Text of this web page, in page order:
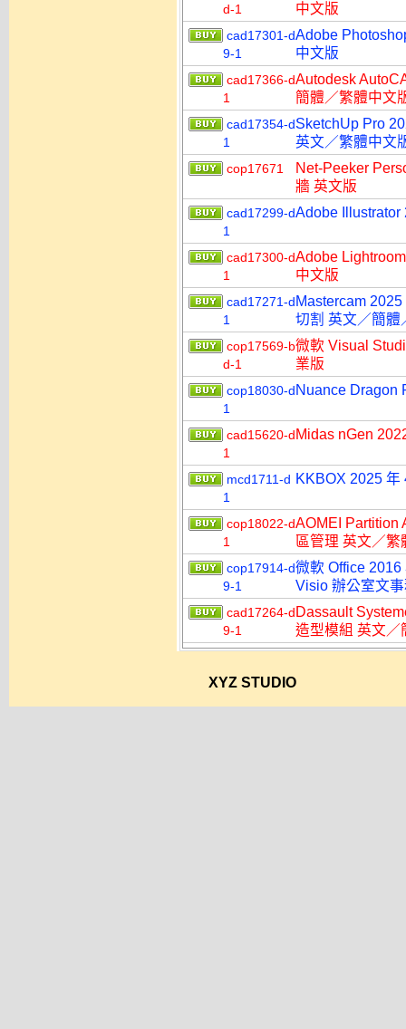
d-1
中文版
cad17301-d
9-1
Adobe
中文版
cad17366-d
1
Autodesk
簡體／繁體中文
cad17354-d
1
SketchUp Pro
英文／繁體中文
cop17671
Net-Peeker
牆 英文版
cad17299-d
1
Adobe Illustrator
cad17300-d
1
Adobe
中文版
cad17271-d
1
Mastercam
切割 英文／簡體
cop17569-b
d-1
微軟 Visual
業版
cop18030-d
1
Nuance Dragon
cad15620-d
1
Midas nGen
mcd1711-d
1
KKBOX 2025 年
cop18022-d
1
AOMEI Partition
區管理 英文／繁
cop17914-d
9-1
微軟 Office
Visio 辦公室文
cad17264-d
9-1
Dassault
造型模組 英文／
XYZ STUDIO